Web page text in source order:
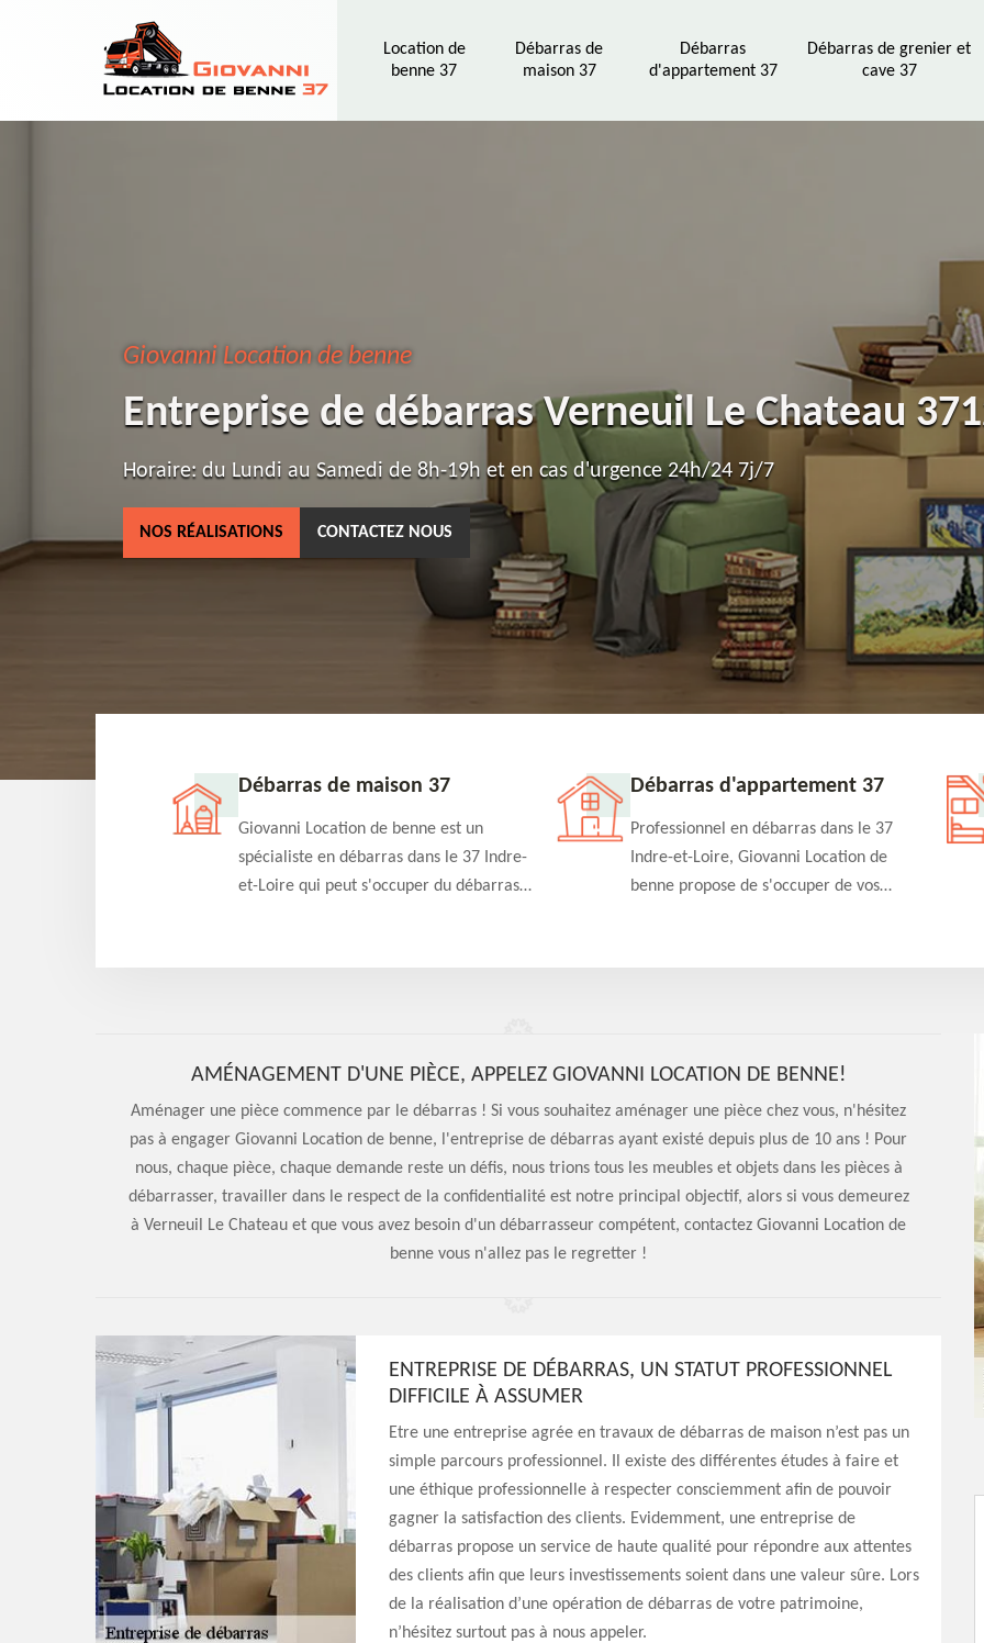
Location de
benne 37
Débarras de
maison 37
Débarras
d'appartement 37
Débarras de grenier et
cave 37
Giovanni Location de benne
Entreprise de débarras Verneuil Le Chateau
Horaire: du Lundi au Samedi de 8h-19h et en cas d'urgence 24h/24 7j/7
NOS RÉALISATIONS CONTACTEZ NOUS
37 Débarras de maison 37
Giovanni Location de benne est un
spécialiste en débarras dans le 37 Indre-
et-Loire qui peut s'occuper du débarras
et efficace
Débarras d'appartement 37
Professionnel en débarras dans le 37
Indre-et-Loire, Giovanni Location de
benne propose de s'occuper de vos
qualité en toute circonstance
AMÉNAGEMENT D'UNE PIÈCE, APPELEZ GIOVANNI LOCATION DE BENNE!
Aménager une pièce commence par le débarras ! Si vous souhaitez aménager une pièce chez vous, n'hésitez
pas à engager Giovanni Location de benne, l'entreprise de débarras ayant existé depuis plus de 10 ans ! Pour
nous, chaque pièce, chaque demande reste un défis, nous trions tous les meubles et objets dans les pièces à
débarrasser, travailler dans le respect de la confidentialité est notre principal objectif, alors si vous demeurez
à Verneuil Le Chateau et que vous avez besoin d'un débarrasseur compétent, contactez Giovanni Location de
benne vous n'allez pas le regretter !
ENTREPRISE DE DÉBARRAS, UN STATUT PROFESSIONNEL
DIFFICILE À ASSUMER
Etre une entreprise agrée en travaux de débarras de maison n’est pas un
simple parcours professionnel. Il existe des différentes études à faire et
une éthique professionnelle à respecter consciemment afin de pouvoir
gagner la satisfaction des clients. Evidemment, une entreprise de
débarras propose un service de haute qualité pour répondre aux attentes
des clients afin que leurs investissements soient dans une valeur sûre. Lors
de la réalisation d’une opération de débarras de votre patrimoine,
n’hésitez surtout pas à nous appeler.